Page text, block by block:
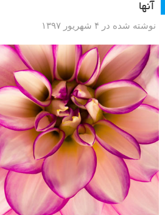
آنها
نوشته شده در ۴ شهریور ۱۳۹۷